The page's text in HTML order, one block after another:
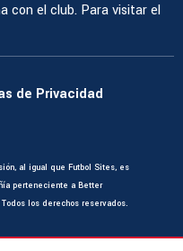
con el club. Para visitar el
de Privacidad
al igual que Futbol Sites, es
perteneciente a Better
los derechos reservados.